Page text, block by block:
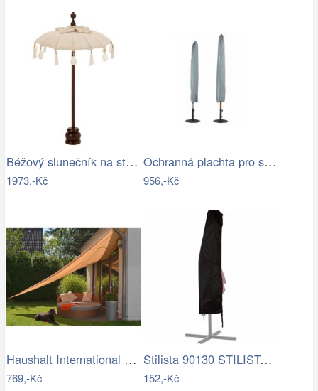
Béžový slunečník na stůl s třásněmi a…
1973,-Kč
Ochranná plachta pro slunečníky - GD
956,-Kč
Haushalt International Stínící…
769,-Kč
Stilista 90130 STILISTA Obal na 350 cm…
152,-Kč